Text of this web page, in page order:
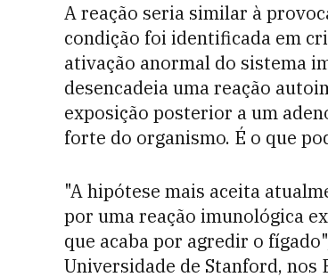
A reação seria similar à
condição foi identificada em
ativação anormal do sistema
desencadeia uma reação
exposição posterior a um
forte do organismo. É o que
"A hipótese mais aceita
por uma reação imunológica
que acaba por agredir o
Universidade de Stanford, nos